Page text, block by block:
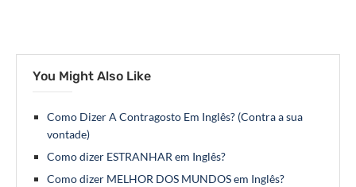
You Might Also Like
Como Dizer A Contragosto Em Inglês? (Contra a sua
vontade)
Como dizer ESTRANHAR em Inglês?
Como dizer MELHOR DOS MUNDOS em Inglês?